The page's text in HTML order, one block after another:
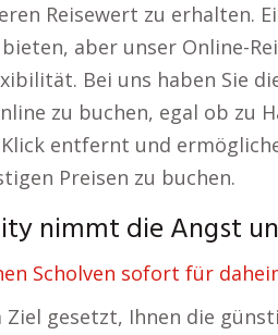
Reisewert zu erhalten.
aber unser Online-
Bei uns haben Sie
zu buchen, egal ob zu
entfernt und
Preisen zu buchen.
nimmt die Angst
Scholven sofort für
gesetzt, Ihnen die